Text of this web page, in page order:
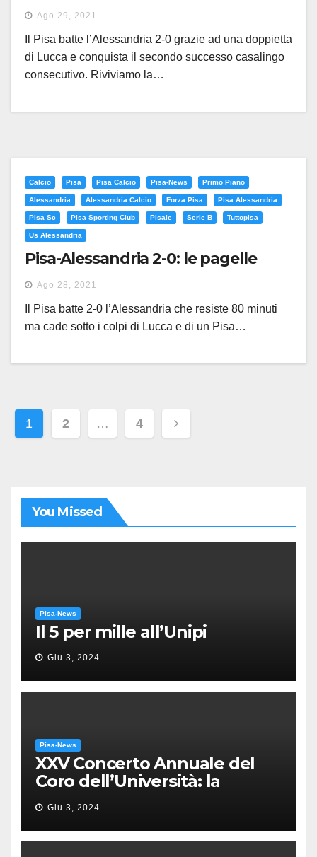
Ago 29, 2021
Il Pisa batte l’Alessandria 2-0 grazie ad una doppietta
di Lucca e conquista il secondo successo casalingo
consecutivo. Riviviamo la…
Calcio Pisa Pisa Calcio Pisa-News Primo Piano
Alessandria Alessandria Calcio Forza Pisa Pisa Alessandria
Pisa Sc Pisa Sporting Club Pisale Serie B Tuttopisa
Us Alessandria
Pisa-Alessandria 2-0: le pagelle
Ago 28, 2021
Il Pisa batte 2-0 l’Alessandria che resiste 80 minuti
ma cade sotto i colpi di Lucca e di un Pisa…
Paginazione
degli
1 2 … 4
You Missed
Pisa-News
Il 5 per mille all’Unipi
Giu 3, 2024
Pisa-News
XXV Concerto Annuale del
Coro dell’Università: la
“Messa in gloria” di Giacomo
Puccini
Giu 3, 2024